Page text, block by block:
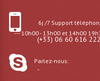
6j /7 Support
--- 10h00 - 13h00 et 14h00
(+33) 06 60 616 222
Parlez-nous:
-